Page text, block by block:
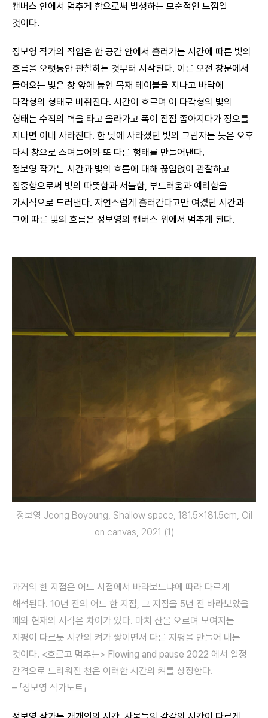
캔버스 안에서 멈추게 함으로써 발생하는 모순적인 느낌일
것이다.
정보영 작가의 작업은 한 공간 안에서 흘러가는 시간에 따른 빛의
흐름을 오랫동안 관찰하는 것부터 시작된다. 이른 오전 창문에서
들어오는 빛은 창 앞에 놓인 목재 테이블을 지나고 바닥에
다각형의 형태로 비춰진다. 시간이 흐르며 이 다각형의 빛의
형태는 수직의 벽을 타고 올라가고 폭이 점점 좁아지다가 정오를
지나면 이내 사라진다. 한 낮에 사라졌던 빛의 그림자는 늦은 오후
다시 창으로 스며들어와 또 다른 형태를 만들어낸다.
정보영 작가는 시간과 빛의 흐름에 대해 끊임없이 관찰하고
집중함으로써 빛의 따뜻함과 서늘함, 부드러움과 예리함을
가시적으로 드러낸다. 자연스럽게 흘러간다고만 여겼던 시간과
그에 따른 빛의 흐름은 정보영의 캔버스 위에서 멈추게 된다.
정보영 Jeong Boyoung, Shallow space, 181.5×181.5cm, Oil
on canvas, 2021 (1)
과거의 한 지점은 어느 시점에서 바라보느냐에 따라 다르게
해석된다. 10년 전의 어느 한 지점, 그 지점을 5년 전 바라보았을
때와 현재의 시각은 차이가 있다. 마치 산을 오르며 보여지는
지평이 다르듯 시간의 켜가 쌓이면서 다른 지평을 만들어 내는
것이다. <흐르고 멈추는> Flowing and pause 2022 에서 일정
간격으로 드리워진 천은 이러한 시간의 켜를 상징한다.
– 「정보영 작가노트」